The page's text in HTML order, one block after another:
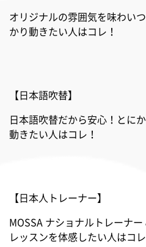
Safari （最新バージョン）
オリジナルの雰囲気を味わい
かり動きたい人はコレ！
【日本語吹替】
日本語吹替だから安心！とに
動きたい人はコレ！
【日本人トレーナー】
MOSSA ナショナルトレーナ
レッスンを体感したい人はコレ